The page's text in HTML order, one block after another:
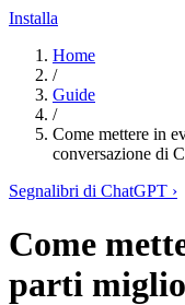
Installa
Home
/
Guide
/
Come mettere in
conversazione di
Segnalibri di ChatGPT ›
Come
parti